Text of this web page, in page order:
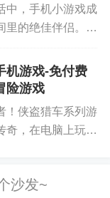
色功能。比如
技巧，排行榜
特色功能可以
中，手机小游戏成
里的绝佳伴侣。其
的体验，吸引了众
，让我们一起深
机游戏-免付费
险游戏
！侠盗猎车系列游
奇，在电脑上玩得
说说这侠盗猎车